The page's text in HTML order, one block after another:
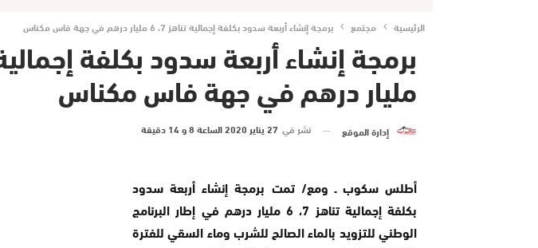
الرئيسية مجتمع برمجة إنشاء أربعة سدود بكلفة إجمالية تناهز 7، 6 مليار درهم في جهة فاس مكناس
مليار درهم في جهة فاس مكناس
إدارة الموقع نشر في 27 يناير 2020 الساعة 8 و 14 دقيقة
أطلس سكوب ـ ومع/ تمت برمجة إنشاء أربعة سدود
بكلفة إجمالية تناهز 7، 6 مليار درهم في إطار البرنامج
الوطني للتزويد بالماء الصالح للشرب وماء السقي للفترة